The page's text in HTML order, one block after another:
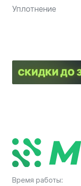
Уплотнение
Время работы: